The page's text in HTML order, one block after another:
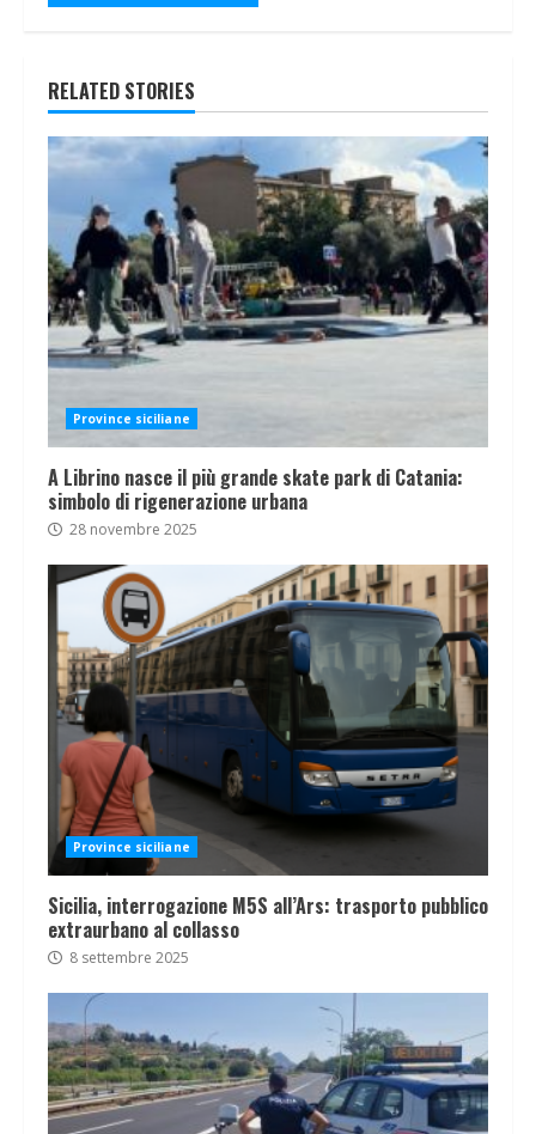
RELATED STORIES
Province siciliane
A Librino nasce il più grande skate park di Catania:
simbolo di rigenerazione urbana
28 novembre 2025
Province siciliane
Sicilia, interrogazione M5S all’Ars: trasporto pubblico
extraurbano al collasso
8 settembre 2025